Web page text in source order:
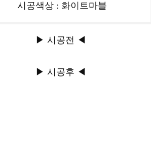
시공색상 : 화이트마블
▶ 시공전 ◀
▶ 시공후 ◀